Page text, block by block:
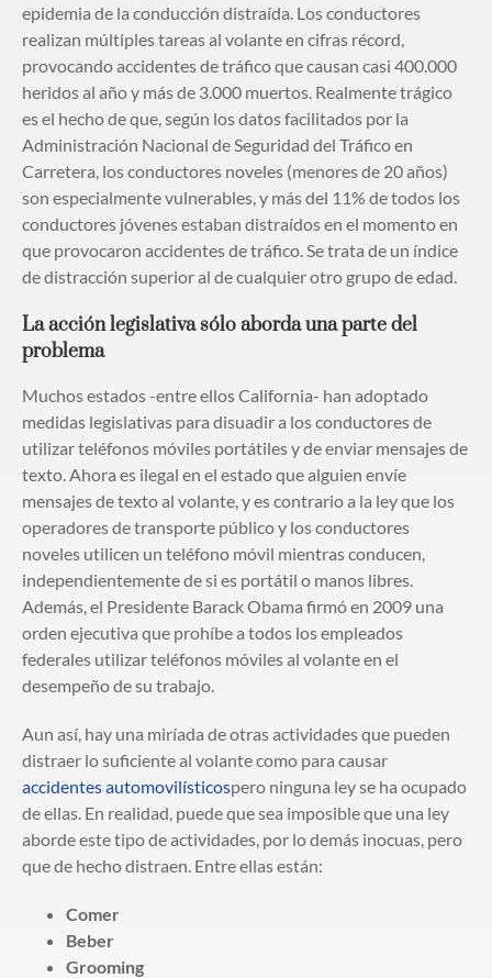
epidemia de la conducción distraída. Los conductores
realizan múltiples tareas al volante en cifras récord,
provocando accidentes de tráfico que causan casi 400.000
heridos al año y más de 3.000 muertos. Realmente trágico
es el hecho de que, según los datos facilitados por la
Administración Nacional de Seguridad del Tráfico en
Carretera, los conductores noveles (menores de 20 años)
son especialmente vulnerables, y más del 11% de todos los
conductores jóvenes estaban distraídos en el momento en
que provocaron accidentes de tráfico. Se trata de un índice
de distracción superior al de cualquier otro grupo de edad.
La acción legislativa sólo aborda una parte del
problema
Muchos estados -entre ellos California- han adoptado
medidas legislativas para disuadir a los conductores de
utilizar teléfonos móviles portátiles y de enviar mensajes de
texto. Ahora es ilegal en el estado que alguien envíe
mensajes de texto al volante, y es contrario a la ley que los
operadores de transporte público y los conductores
noveles utilicen un teléfono móvil mientras conducen,
independientemente de si es portátil o manos libres.
Además, el Presidente Barack Obama firmó en 2009 una
orden ejecutiva que prohíbe a todos los empleados
federales utilizar teléfonos móviles al volante en el
desempeño de su trabajo.
Aun así, hay una miríada de otras actividades que pueden
distraer lo suficiente al volante como para causar
accidentes automovilísticospero ninguna ley se ha ocupado
de ellas. En realidad, puede que sea imposible que una ley
aborde este tipo de actividades, por lo demás inocuas, pero
que de hecho distraen. Entre ellas están:
Comer
Beber
Grooming